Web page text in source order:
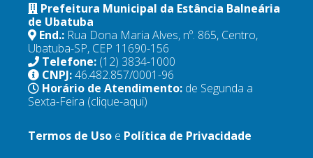
Prefeitura Municipal da Estância Balneária
de Ubatuba
End.: Rua Dona Maria Alves, nº. 865, Centro,
Ubatuba-SP, CEP 11690-156
Telefone: (12) 3834-1000
CNPJ:46.482.857/0001-96
Horário de Atendimento: de Segunda a
Sexta-Feira (clique-aqui)
Termos de Uso e Política de Privacidade